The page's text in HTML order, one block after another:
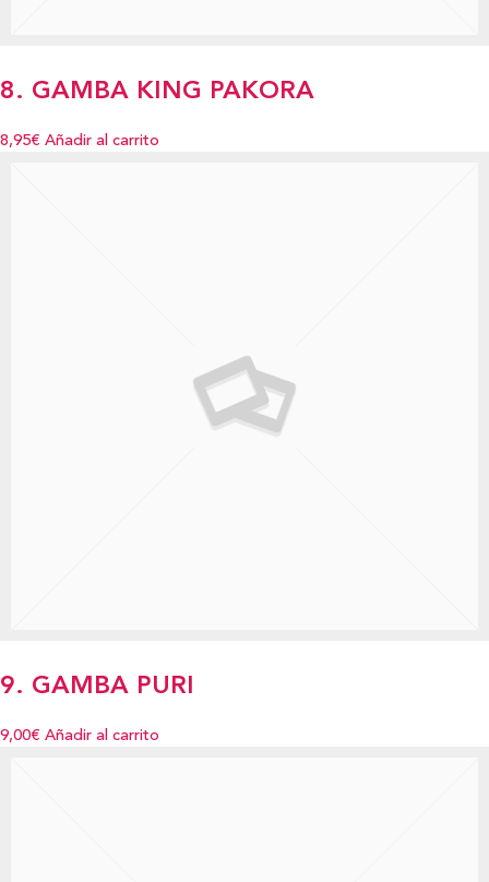
8. GAMBA KING PAKORA
8,95€ Añadir al carrito
9. GAMBA PURI
9,00€ Añadir al carrito